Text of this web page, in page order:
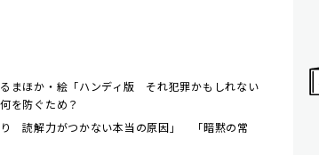
まほか・絵「ハンディ版 それ犯罪かもしれない
を防ぐため？
読解力がつかない本当の原因」 「暗黙の常